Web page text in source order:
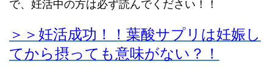
で、妊活中の方は必ず読んでください！！
＞＞妊活成功！！葉酸サプリは妊娠し
てから摂っても意味がない？！